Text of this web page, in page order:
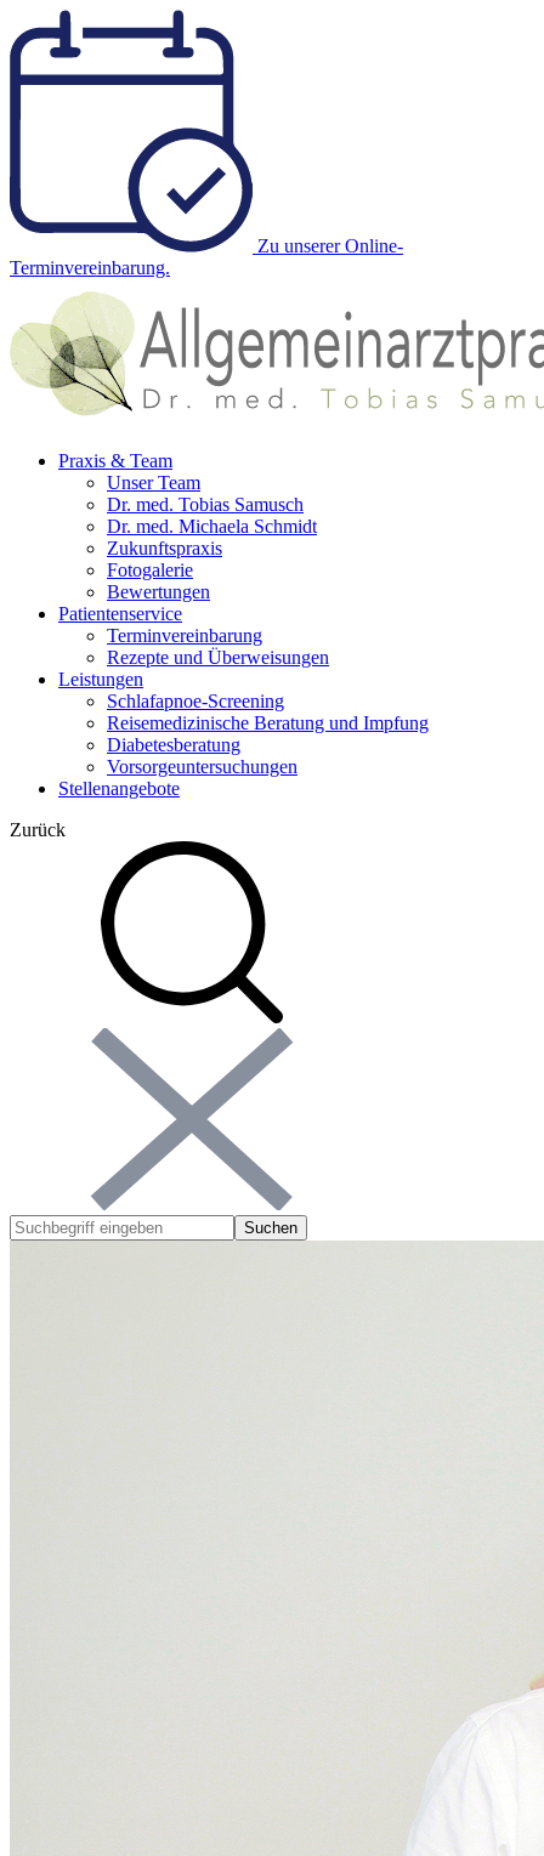
Zu unserer Online-
Terminvereinbarung.
Praxis & Team
Unser Team
Dr. med. Tobias Samusch
Dr. med. Michaela Schmidt
Zukunftspraxis
Fotogalerie
Bewertungen
Patientenservice
Terminvereinbarung
Rezepte und Überweisungen
Leistungen
Schlafapnoe-Screening
Reisemedizinische Beratung und Impfung
Diabetesberatung
Vorsorgeuntersuchungen
Stellenangebote
Zurück
Suchen